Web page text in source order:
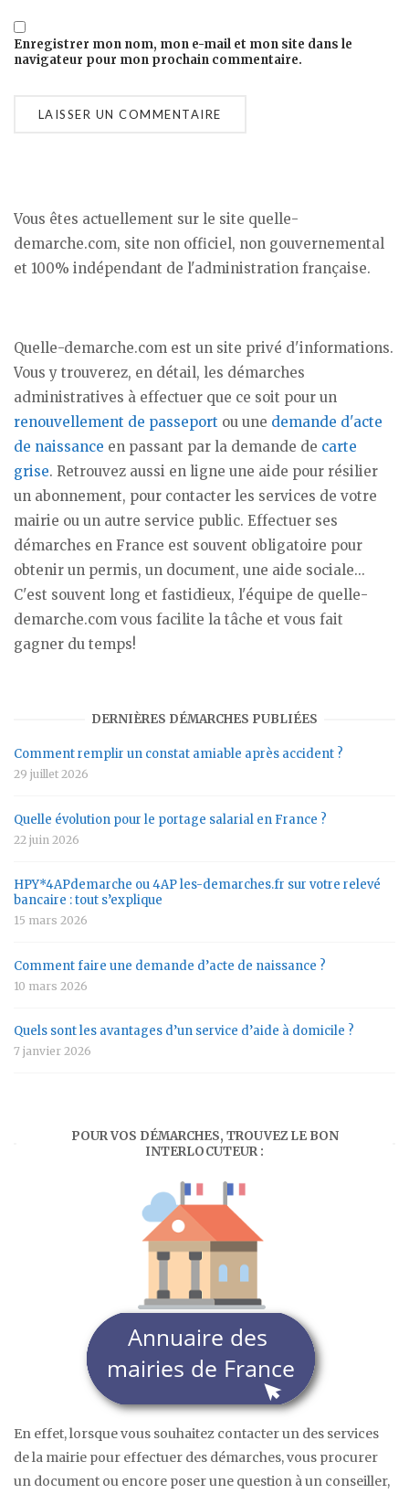
Enregistrer mon nom, mon e-mail et mon site dans le
navigateur pour mon prochain commentaire.
Vous êtes actuellement sur le site quelle-
demarche.com, site non officiel, non gouvernemental
et 100% indépendant de l'administration française.
Quelle-demarche.com est un site privé d'informations.
Vous y trouverez, en détail, les démarches
administratives à effectuer que ce soit pour un
renouvellement de passeport ou une demande d'acte
de naissance en passant par la demande de carte
grise. Retrouvez aussi en ligne une aide pour résilier
un abonnement, pour contacter les services de votre
mairie ou un autre service public. Effectuer ses
démarches en France est souvent obligatoire pour
obtenir un permis, un document, une aide sociale...
C'est souvent long et fastidieux, l'équipe de quelle-
demarche.com vous facilite la tâche et vous fait
gagner du temps!
DERNIÈRES DÉMARCHES PUBLIÉES
Comment remplir un constat amiable après accident ?
29 juillet 2026
Quelle évolution pour le portage salarial en France ?
22 juin 2026
HPY*4APdemarche ou 4AP les-demarches.fr sur votre relevé
bancaire : tout s’explique
15 mars 2026
Comment faire une demande d’acte de naissance ?
10 mars 2026
Quels sont les avantages d’un service d’aide à domicile ?
7 janvier 2026
POUR VOS DÉMARCHES, TROUVEZ LE BON
INTERLOCUTEUR :
En effet, lorsque vous souhaitez contacter un des services
de la mairie pour effectuer des démarches, vous procurer
un document ou encore poser une question à un conseiller,